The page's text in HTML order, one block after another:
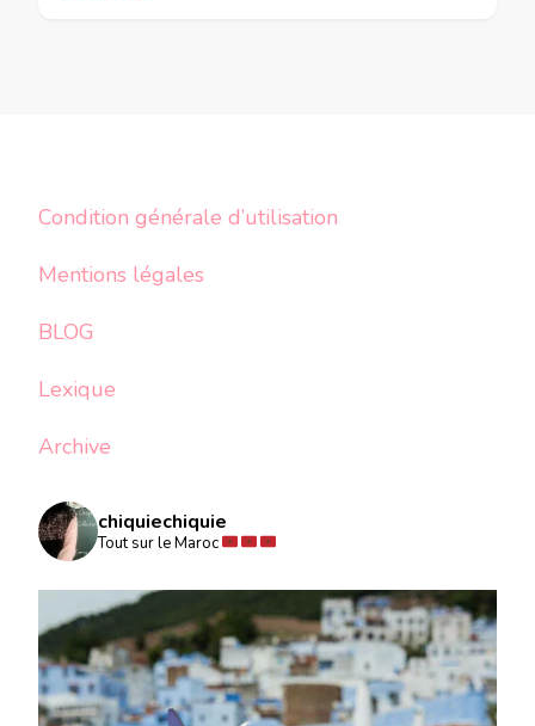
Condition générale d’utilisation
Mentions légales
BLOG
Lexique
Archive
chiquiechiquie
Tout sur le Maroc